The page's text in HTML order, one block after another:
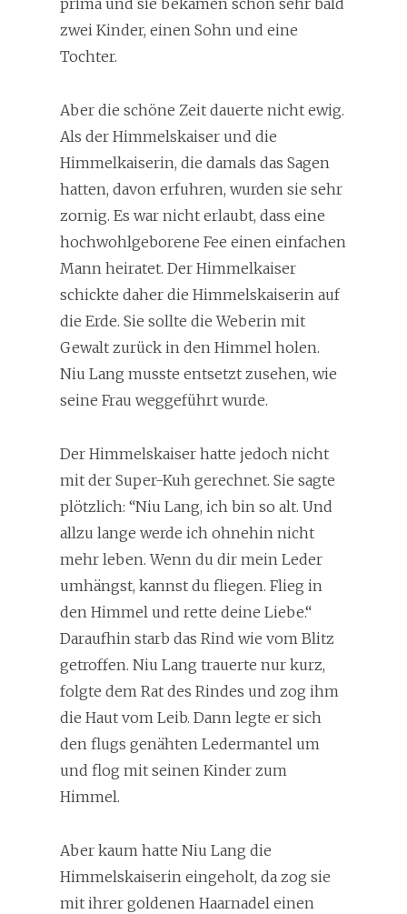
prima und sie bekamen schon sehr bald
zwei Kinder, einen Sohn und eine
Tochter.
Aber die schöne Zeit dauerte nicht ewig.
Als der Himmelskaiser und die
Himmelkaiserin, die damals das Sagen
hatten, davon erfuhren, wurden sie sehr
zornig. Es war nicht erlaubt, dass eine
hochwohlgeborene Fee einen einfachen
Mann heiratet. Der Himmelkaiser
schickte daher die Himmelskaiserin auf
die Erde. Sie sollte die Weberin mit
Gewalt zurück in den Himmel holen.
Niu Lang musste entsetzt zusehen, wie
seine Frau weggeführt wurde.
Der Himmelskaiser hatte jedoch nicht
mit der Super-Kuh gerechnet. Sie sagte
plötzlich: “Niu Lang, ich bin so alt. Und
allzu lange werde ich ohnehin nicht
mehr leben. Wenn du dir mein Leder
umhängst, kannst du fliegen. Flieg in
den Himmel und rette deine Liebe.“
Daraufhin starb das Rind wie vom Blitz
getroffen. Niu Lang trauerte nur kurz,
folgte dem Rat des Rindes und zog ihm
die Haut vom Leib. Dann legte er sich
den flugs genähten Ledermantel um
und flog mit seinen Kinder zum
Himmel.
Aber kaum hatte Niu Lang die
Himmelskaiserin eingeholt, da zog sie
mit ihrer goldenen Haarnadel einen